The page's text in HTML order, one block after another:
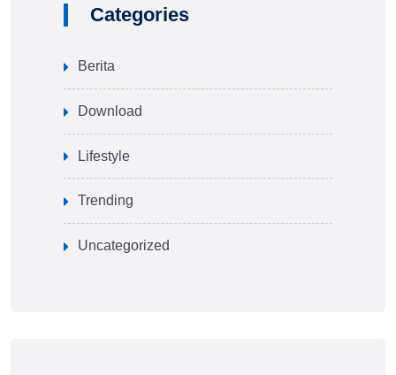
Categories
Berita
Download
Lifestyle
Trending
Uncategorized